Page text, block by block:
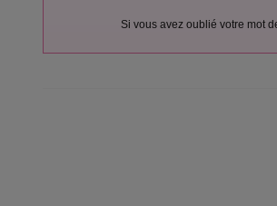
Si vous avez oublié votre mot